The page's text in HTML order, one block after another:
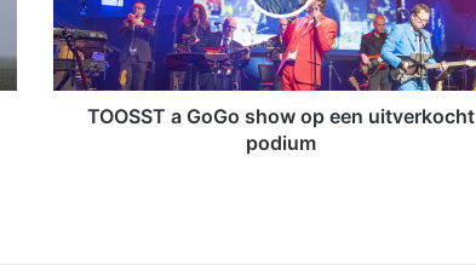
T
a
G
o
o
TOOSST a GoGo show op een uitverkocht
podium